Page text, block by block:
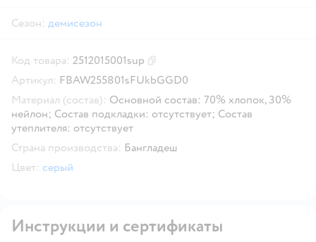
Сезон: демисезон
Код товара: 2512015001sup
Артикул: FBAW255801sFUkbGGD0
Материал (состав): Основной состав: 70% хлопок, 30%
нейлон; Состав подкладки: отсутствует; Состав
утеплителя: отсутствует
Страна производства: Бангладеш
Цвет: серый
Инструкции и сертификаты